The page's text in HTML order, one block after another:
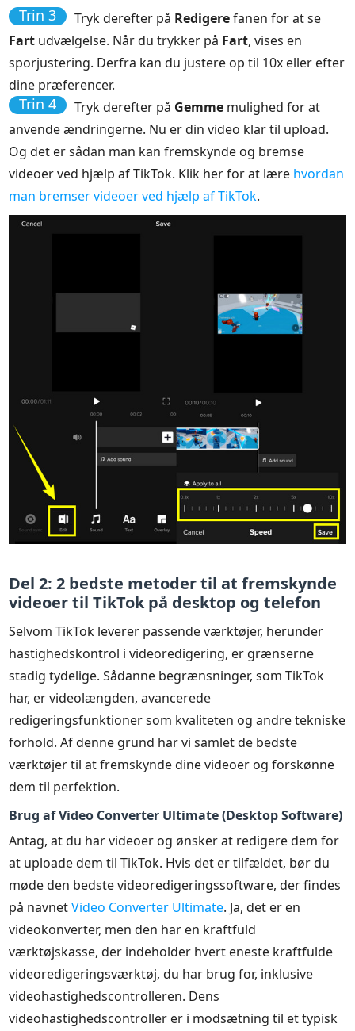
Trin 3 Tryk derefter på Redigerefanen for at se
Fart udvælgelse. Når du trykker på Fart, vises en
sporjustering. Derfra kan du justere op til 10x eller efter
dine præferencer.
Trin 4 Tryk derefter på Gemme mulighed for at
anvende ændringerne. Nu er din video klar til upload.
Og det er sådan man kan fremskynde og bremse
videoer ved hjælp af TikTok. Klik her for at lære hvordan
man bremser videoer ved hjælp af TikTok.
Del 2: 2 bedste metoder til at fremskynde
videoer til TikTok på desktop og telefon
Selvom TikTok leverer passende værktøjer, herunder
hastighedskontrol i videoredigering, er grænserne
stadig tydelige. Sådanne begrænsninger, som TikTok
har, er videolængden, avancerede
redigeringsfunktioner som kvaliteten og andre tekniske
forhold. Af denne grund har vi samlet de bedste
værktøjer til at fremskynde dine videoer og forskønne
dem til perfektion.
Brug af Video Converter Ultimate (Desktop Software)
Antag, at du har videoer og ønsker at redigere dem for
at uploade dem til TikTok. Hvis det er tilfældet, bør du
møde den bedste videoredigeringssoftware, der findes
på navnetVideo Converter Ultimate. Ja, det er en
videokonverter, men den har en kraftfuld
værktøjskasse, der indeholder hvert eneste kraftfulde
videoredigeringsværktøj, du har brug for, inklusive
videohastighedscontrolleren. Dens
videohastighedscontroller er i modsætning til et typisk